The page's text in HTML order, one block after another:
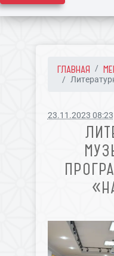
ГЛАВНАЯ
23.11.2023 08:23